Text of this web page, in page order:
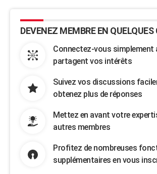
DEVENEZ MEMBRE EN QUELQUES
Connectez-vous simplement
partagent vos intérêts
Suivez vos discussions
obtenez plus de réponses
Mettez en avant votre
autres membres
Profitez de nombreuses
supplémentaires en vous